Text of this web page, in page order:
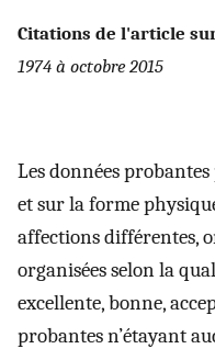
Citations de l'article
1974 à octobre 2015
Les données
et sur la forme
affections différentes,
organisées selon la
excellente, bonne,
probantes n’étayant